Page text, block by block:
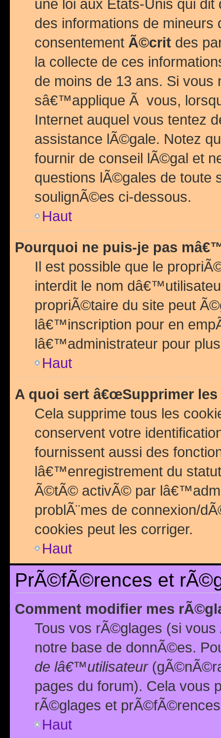
une loi aux Etats-Unis qui
des informations de mineurs
consentement Ã©crit des
la collecte de ces
de moins de 13 ans. Si
sâ€™applique Ã vous,
Internet auquel vous tentez
assistance lÃ©gale. Notez
fournir de conseil lÃ©gal et
questions lÃ©gales de
soulignÃ©es ci-dessous.
Haut
Pourquoi ne puis-je pas
Il est possible que le
interdit le nom
propriÃ©taire du site peut
lâ€™inscription pour en
lâ€™administrateur pour
Haut
A quoi sert â€œSupprimer les
Cela supprime tous les
conservent votre
fournissent aussi des
lâ€™enregistrement du
Ã©tÃ© activÃ© par
problÃ¨mes de connexion/
cookies peut les corriger.
Haut
PrÃ©fÃ©rences et
Comment modifier mes
Tous vos rÃ©glages (si
notre base de donnÃ©es.
de lâ€™utilisateur
pages du forum). Cela vous
rÃ©glages et
Haut